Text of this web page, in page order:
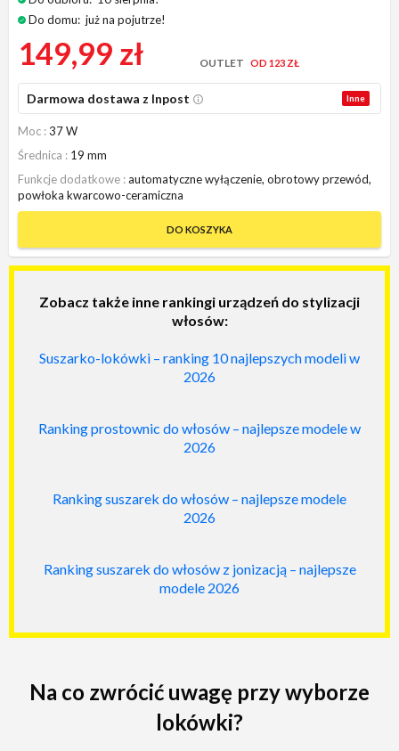
Do domu: już na pojutrze!
149,99 zł OUTLET OD 123 ZŁ
Inne
Darmowa dostawa z Inpost
Moc 37 W
Średnica
19 mm
Funkcje dodatkowe automatyczne wyłączenie, obrotowy przewód,
powłoka kwarcowo-ceramiczna
DO KOSZYKA
Zobacz także inne rankingi urządzeń do stylizacji
włosów:
Suszarko-lokówki – ranking 10 najlepszych modeli w
2026
Ranking prostownic do włosów – najlepsze modele w
2026
Ranking suszarek do włosów – najlepsze modele
2026
Ranking suszarek do włosów z jonizacją – najlepsze
modele 2026
Na co zwrócić uwagę przy wyborze
lokówki?